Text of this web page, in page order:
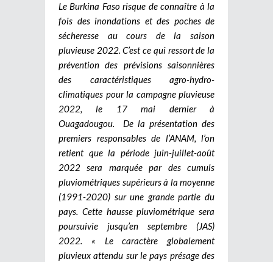
Le Burkina Faso risque de connaître à la
fois des inondations et des poches de
sécheresse au cours de la saison
pluvieuse 2022. C’est ce qui ressort de la
prévention des prévisions saisonnières
des caractéristiques agro-hydro-
climatiques pour la campagne pluvieuse
2022, le 17 mai dernier à
Ouagadougou. De la présentation des
premiers responsables de l’ANAM, l’on
retient que la période juin-juillet-août
2022 sera marquée par des cumuls
pluviométriques supérieurs à la moyenne
(1991-2020) sur une grande partie du
pays. Cette hausse pluviométrique sera
poursuivie jusqu’en septembre (JAS)
2022. « Le caractère globalement
pluvieux attendu sur le pays présage des